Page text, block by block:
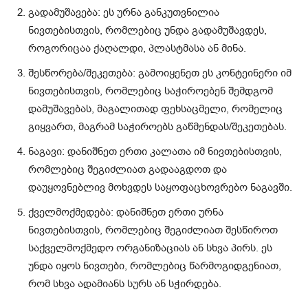
გადამუშავება: ეს ურნა განკუთვნილია
ნივთებისთვის, რომლებიც უნდა გადამუშავდეს,
როგორიცაა ქაღალდი, პლასტმასა ან მინა.
შესწორება/შეკეთება: გამოიყენეთ ეს კონტეინერი იმ
ნივთებისთვის, რომლებიც საჭიროებენ შემდგომ
დამუშავებას, მაგალითად ფეხსაცმელი, რომელიც
გიყვართ, მაგრამ საჭიროებს გაწმენდას/შეკეთებას.
ნაგავი: დანიშნეთ ერთი კალათა იმ ნივთებისთვის,
რომლებიც შეგიძლიათ გადააგდოთ და
დაუყოვნებლივ მოხვდეს საყოფაცხოვრებო ნაგავში.
ქველმოქმედება: დანიშნეთ ერთი ურნა
ნივთებისთვის, რომლებიც შეგიძლიათ შესწიროთ
საქველმოქმედო ორგანიზაციას ან სხვა პირს. ეს
უნდა იყოს ნივთები, რომლებიც წარმოგიდგენიათ,
რომ სხვა ადამიანს სურს ან სჭირდება.